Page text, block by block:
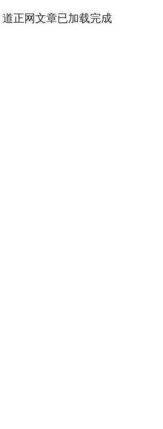
道正网文章已加载完成